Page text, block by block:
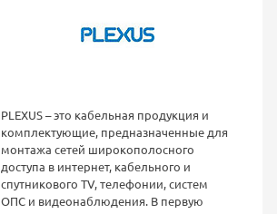
PLEXUS – это кабельная продукция и
комплектующие, предназначенные для
монтажа сетей широкополосного
доступа в интернет, кабельного и
спутникового TV, телефонии, систем
ОПС и видеонаблюдения. В первую